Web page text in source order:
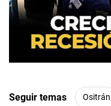
00:00 02:46
Seguir temas Ositrán